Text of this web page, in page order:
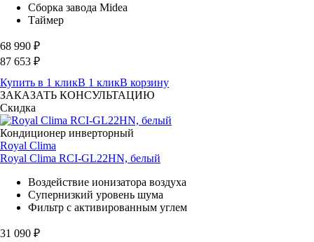
Сборка завода Midea
Таймер
68 990 ₽
87 653 ₽
Купить в 1 кликВ 1 кликВ корзину
ЗАКАЗАТЬ КОНСУЛЬТАЦИЮ
Скидка
Кондиционер инверторный
Royal Clima
Royal Clima RCI-GL22HN, белый
Воздействие ионизатора воздуха
Супернизкий уровень шума
Фильтр с активированным углем
31 090 ₽